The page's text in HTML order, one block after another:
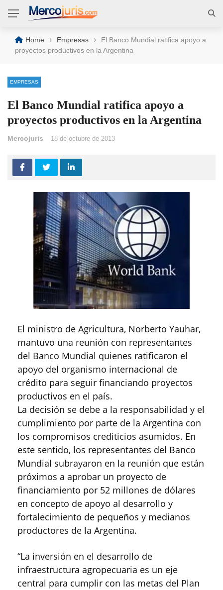
Home › Empresas ›
El Banco Mundial ratifica apoyo a
proyectos productivos en la Argentina
EMPRESAS
El Banco Mundial ratifica apoyo a
proyectos productivos en la Argentina
Mercojuris 18 de octubre de 2013
El ministro de Agricultura, Norberto Yauhar,
mantuvo una reunión con representantes
del Banco Mundial quienes ratificaron el
apoyo del organismo internacional de
crédito para seguir financiando proyectos
productivos en el país.
La decisión se debe a la responsabilidad y el
cumplimiento por parte de la Argentina con
los compromisos crediticios asumidos. En
este sentido, los representantes del Banco
Mundial subrayaron en la reunión que están
próximos a aprobar un proyecto de
financiamiento por 52 millones de dólares
en concepto de apoyo al desarrollo y
fortalecimiento de pequeños y medianos
productores de la Argentina.
“La inversión en el desarrollo de
infraestructura agropecuaria es un eje
central para cumplir con las metas del Plan